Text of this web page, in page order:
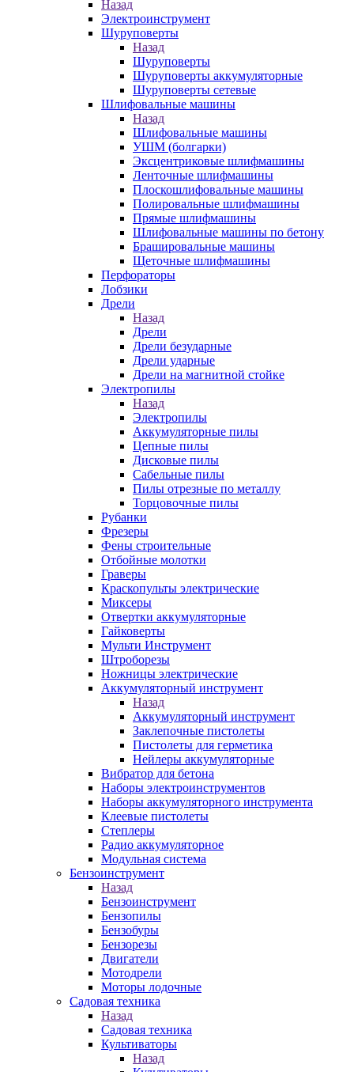
Назад
Электроинструмент
Шуруповерты
Назад
Шуруповерты
Шуруповерты аккумуляторные
Шуруповерты сетевые
Шлифовальные машины
Назад
Шлифовальные машины
УШМ (болгарки)
Эксцентриковые шлифмашины
Ленточные шлифмашины
Плоскошлифовальные машины
Полировальные шлифмашины
Прямые шлифмашины
Шлифовальные машины по бетону
Брашировальные машины
Щеточные шлифмашины
Перфораторы
Лобзики
Дрели
Назад
Дрели
Дрели безударные
Дрели ударные
Дрели на магнитной стойке
Электропилы
Назад
Электропилы
Аккумуляторные пилы
Цепные пилы
Дисковые пилы
Сабельные пилы
Пилы отрезные по металлу
Торцовочные пилы
Рубанки
Фрезеры
Фены строительные
Отбойные молотки
Граверы
Краскопульты электрические
Миксеры
Отвертки аккумуляторные
Гайковерты
Мульти Инструмент
Штроборезы
Ножницы электрические
Аккумуляторный инструмент
Назад
Аккумуляторный инструмент
Заклепочные пистолеты
Пистолеты для герметика
Нейлеры аккумуляторные
Вибратор для бетона
Наборы электроинструментов
Наборы аккумуляторного инструмента
Клеевые пистолеты
Степлеры
Радио аккумуляторное
Модульная система
Бензоинструмент
Назад
Бензоинструмент
Бензопилы
Бензобуры
Бензорезы
Двигатели
Мотодрели
Моторы лодочные
Садовая техника
Назад
Садовая техника
Культиваторы
Назад